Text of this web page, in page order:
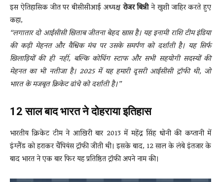
इस ऐतिहासिक जीत पर बीसीसीआई अध्यक्षरोजर बिन्नीने खुशी जाहिर करते हुए
कहा,
“लगातार दो आईसीसी खिताब जीतना बेहद खास है। यह इनामी राशि टीम इंडिया
की कड़ी मेहनत और वैश्विक मंच पर उसके समर्पण को दर्शाती है। यह सिर्फ
खिलाड़ियों की ही नहीं, बल्कि कोचिंग स्टाफ और सभी सहयोगी सदस्यों की
मेहनत का भी नतीजा है। 2025 में यह हमारी दूसरी आईसीसी ट्रॉफी थी, जो
भारत के मजबूत क्रिकेट ढांचे को दर्शाती है।”
12 साल बाद भारत ने दोहराया इतिहास
भारतीय क्रिकेट टीम ने आखिरी बार 2013 में महेंद्र सिंह धोनी की कप्तानी में
इंग्लैंड को हराकर चैंपियंस ट्रॉफी जीती थी। इसके बाद, 12 साल के लंबे इंतजार के
बाद भारत ने एक बार फिर यह प्रतिष्ठित ट्रॉफी अपने नाम की।